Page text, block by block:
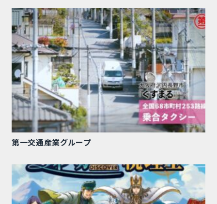
第一交通産業グループ